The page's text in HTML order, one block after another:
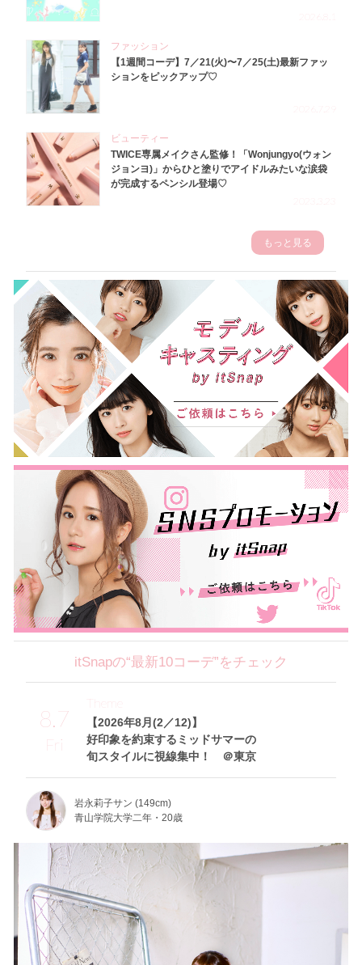
ファッション
【1週間コーデ】7／21(火)〜7／25(土)最新ファッ
ションをピックアップ♡
ビューティー
TWICE専属メイクさん監修！「Wonjungyo(ウォン
ジョンヨ)」からひと塗りでアイドルみたいな涙袋
が完成するペンシル登場♡
もっと見る
itSnapの“最新10コーデ”をチェック
8.7
Fri
【2026年8月(2／12)】
好印象を約束するミッドサマーの
旬スタイルに視線集中！ ＠東京
Theme
岩永莉子サン (149cm)
青山学院大学二年・20歳